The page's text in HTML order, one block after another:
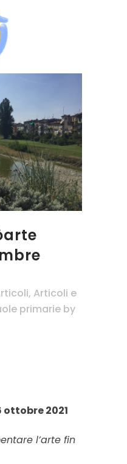
, Articoli e
primarie by
ottobre 2021
l’arte fin